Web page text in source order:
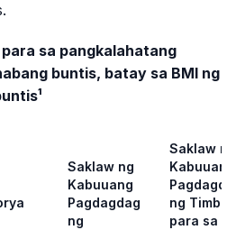
sa pangkalahatang
buntis, batay sa BMI ng
Saklaw ng
Kabuuang
Pagdagdag
ng
Saklaw ng
Kabuuang
ng
para sa